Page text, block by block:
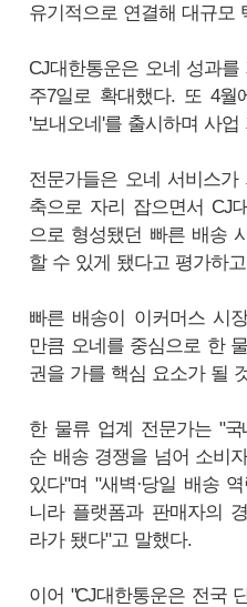
유기적으로 연결해 대규모
CJ대한통운은 오네 성과
주7일로 확대했다. 또 4
'보내오네'를 출시하며 사
전문가들은 오네 서비스가
축으로 자리 잡으면서 CJ
으로 형성됐던 빠른 배송
할 수 있게 됐다고 평가하
빠른 배송이 이커머스 시
만큼 오네를 중심으로 한
권을 가를 핵심 요소가 될
한 물류 업계 전문가는 "
순 배송 경쟁을 넘어 소비
있다"며 "새벽·당일 배송
니라 플랫폼과 판매자의
라가 됐다"고 말했다.
이어 "CJ대한통운은 전국